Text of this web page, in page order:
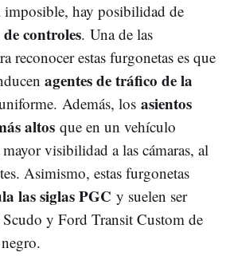
imposible, hay posibilidad de
controles. Una de las
reconocer estas furgonetas es que
agentes de tráfico de la
Además, los asientos
altos que en un vehículo
visibilidad a las cámaras, al
Asimismo, estas furgonetas
las siglas PGC y suelen ser
y Ford Transit Custom de